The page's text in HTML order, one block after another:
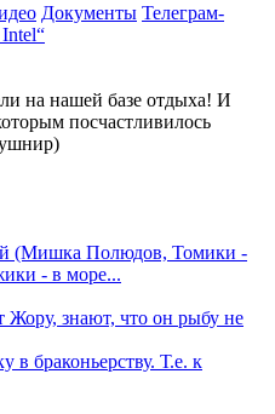
Документы Телеграм-
на нашей базе отдыха! И
посчастливилось